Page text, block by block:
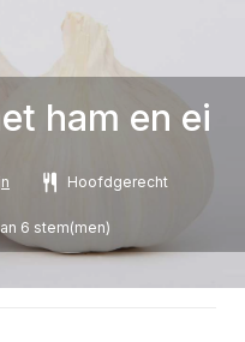
ham en ei
Hoofdgerecht
6 stem(men)